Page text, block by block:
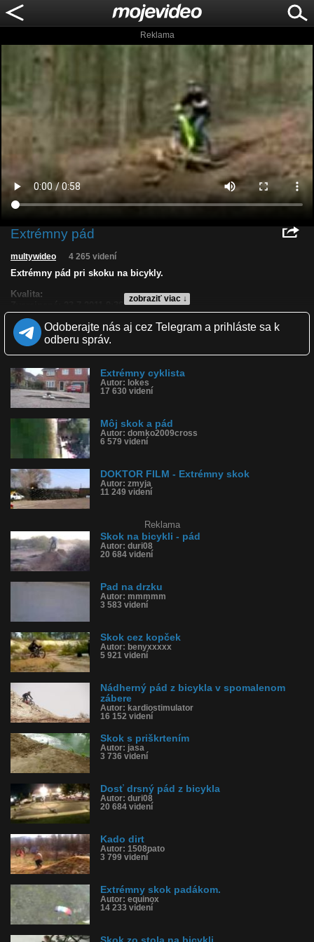
Reklama
Extrémny pád
zobraziť viac ↓
multywideo 4 265 videní
Extrémny pád pri skoku na bicykly.
Kvalita:
Páči sa: 33% (3 hlasov)
Obľúbené: 0
Komentárov: 4
Tagy: pád, bicykel, skok
História sledovanosti videa:
Odoberajte nás aj cez Telegram a prihláste sa k
odberu správ.
Extrémny cyklista
Autor: lokes
17 630 videní
Môj skok a pád
Autor: domko2009cross
6 579 videní
DOKTOR FILM - Extrémny skok
Autor: zmyja
11 249 videní
Reklama
Skok na bicykli - pád
Autor: duri08
20 684 videní
Pad na drzku
Autor: mmmmm
3 583 videní
Skok cez kopček
Autor: benyxxxxx
5 921 videní
Nádherný pád z bicykla v spomalenom
zábere
Autor: kardiostimulator
16 152 videní
Skok s priškrtením
Autor: jasa
3 736 videní
Dosť drsný pád z bicykla
Autor: duri08
20 684 videní
Kado dirt
Autor: 1508pato
3 799 videní
Extrémny skok padákom.
Autor: equinox
14 233 videní